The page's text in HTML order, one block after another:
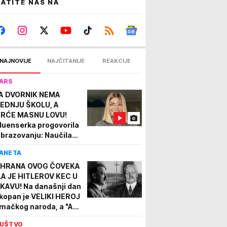
NAS NA
NAJNOVIJE NAJČITANIJE REAKCIJE
DVORNIK NEMA
ŠKOLU, A
MASNU LOVU!
progovorila
Naučila
OVOG ČOVEKA
JE HITLEROV KEC U
Na današnji dan
je VELIKI HEROJ
naroda, a "Adi"